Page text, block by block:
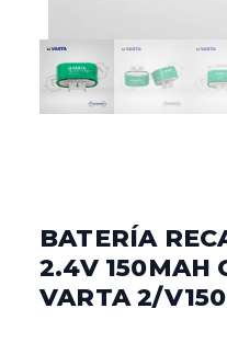
BATERÍA
2.4V 150MAH
VARTA 2/